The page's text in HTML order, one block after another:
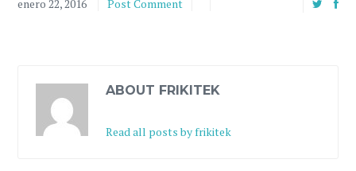
enero 22, 2016 Post Comment
ABOUT FRIKITEK
Read all posts by frikitek